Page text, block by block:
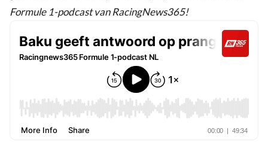
Formule 1-podcast van RacingNews365!